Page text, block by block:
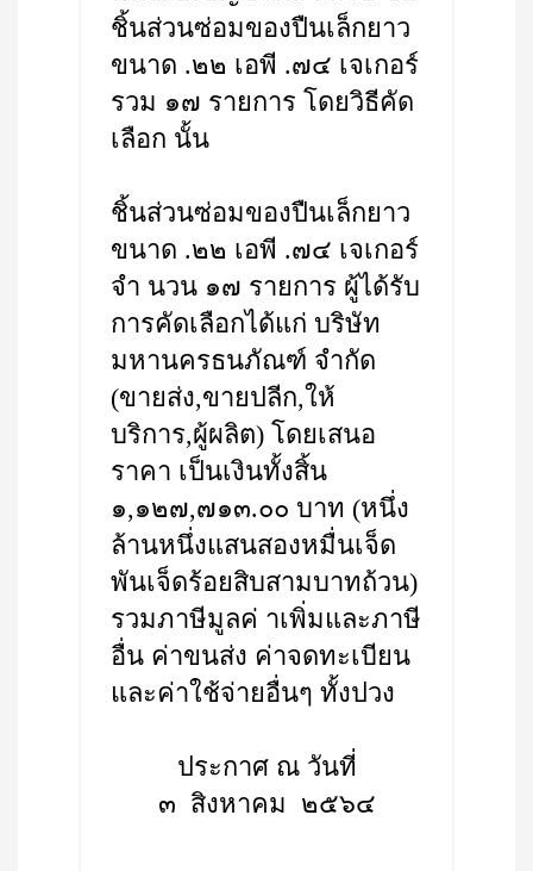
ชิ้นส่วนซ่อมของปืนเล็กยาว
ขนาด .๒๒ เอพี .๗๔ เจเกอร์
รวม ๑๗ รายการ โดยวิธีคัด
เลือก นั้น
ชิ้นส่วนซ่อมของปืนเล็กยาว
ขนาด .๒๒ เอพี .๗๔ เจเกอร์
จำ นวน ๑๗ รายการ ผู้ได้รับ
การคัดเลือกได้แก่ บริษัท
มหานครธนภัณฑ์ จำกัด
(ขายส่ง,ขายปลีก,ให้
บริการ,ผู้ผลิต) โดยเสนอ
ราคา เป็นเงินทั้งสิ้น
๑,๑๒๗,๗๑๓.๐๐ บาท (หนึ่ง
ล้านหนึ่งแสนสองหมื่นเจ็ด
พันเจ็ดร้อยสิบสามบาทถ้วน)
รวมภาษีมูลค่ าเพิ่มและภาษี
อื่น ค่าขนส่ง ค่าจดทะเบียน
และค่าใช้จ่ายอื่นๆ ทั้งปวง
ประกาศ ณ วันที่
๓ สิงหาคม ๒๕๖๔